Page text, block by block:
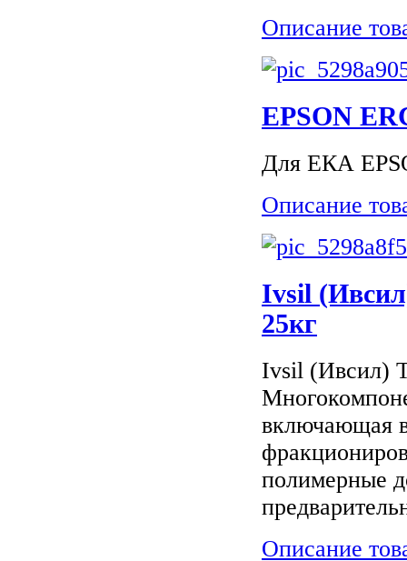
Описание
EPSON
Для ЕКА
Описание
Ivsil
25кг
Ivsil (Ивсил)
включающая
полимерные
Описание